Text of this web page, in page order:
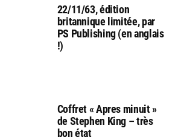
22/11/63, édition
britannique limitée, par
PS Publishing (en anglais
!)
Coffret « Apres minuit »
de Stephen King – très
bon état